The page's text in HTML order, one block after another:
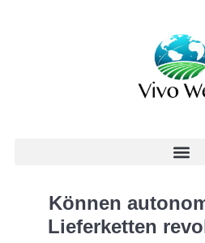
Können
Lieferketten